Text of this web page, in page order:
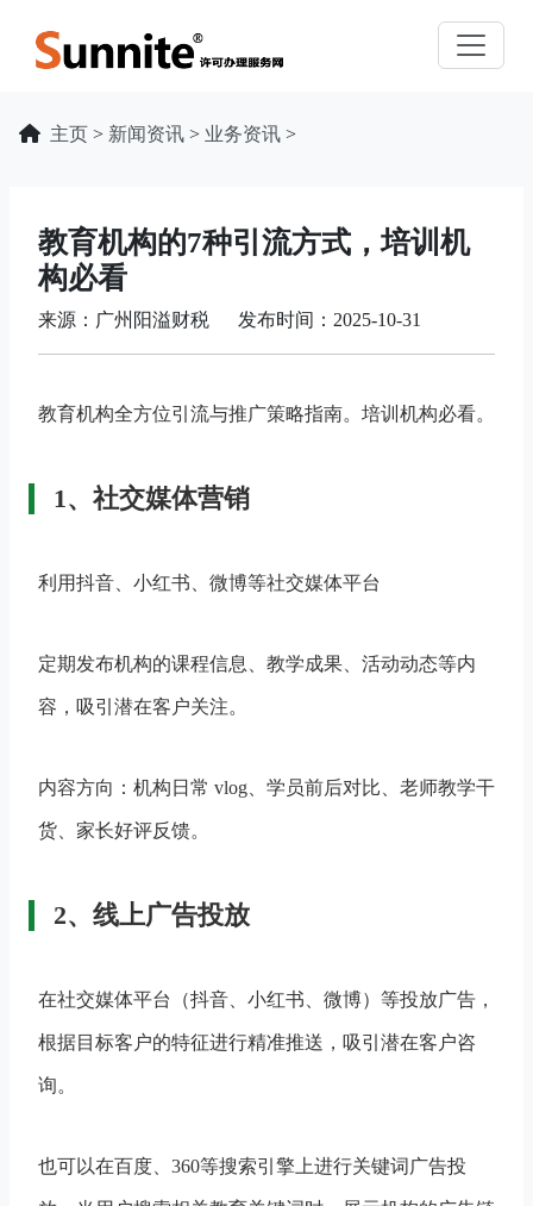
主页 > 新闻资讯 > 业务资讯 >
教育机构的7种引流方式，培训机
构必看
来源：广州阳溢财税 发布时间：2025-10-31
教育机构全方位引流与推广策略指南。培训机构必看。
1、社交媒体营销
利用抖音、小红书、微博等社交媒体平台
定期发布机构的课程信息、教学成果、活动动态等内
容，吸引潜在客户关注。
内容方向：机构日常 vlog、学员前后对比、老师教学干
货、家长好评反馈​。
2、线上广告投放
在社交媒体平台（抖音、小红书、微博）等投放广告，
根据目标客户的特征进行精准推送，吸引潜在客户咨
询。
也可以在百度、360等搜索引擎上进行关键词广告投